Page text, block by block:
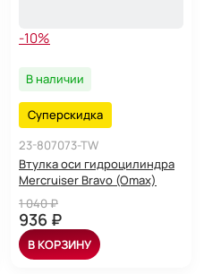
-10%
В наличии
Суперскидка
23-807073-TW
Втулка оси гидроцилиндра
Mercruiser Bravo (Omax)
1 040 ₽
936 ₽
В КОРЗИНУ